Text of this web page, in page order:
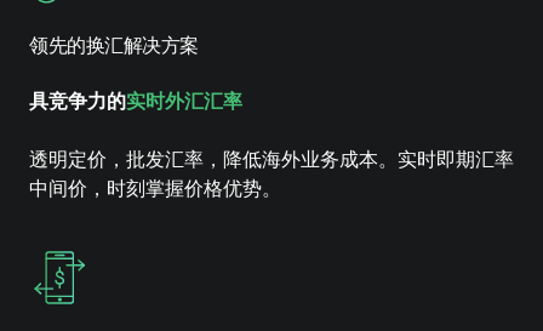
领先的换汇解决方案
具竞争力的实时外汇汇率
透明定价，批发汇率，降低海外业务成本。实时即期汇率
中间价，时刻掌握价格优势。